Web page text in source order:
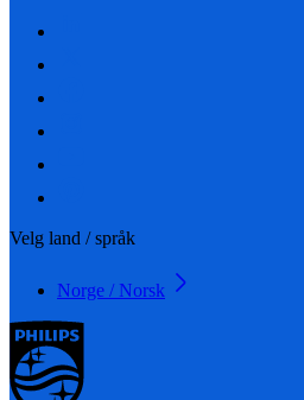
Velg land / språk
Norge / Norsk